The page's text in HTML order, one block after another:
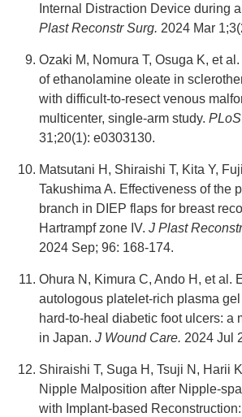
Internal Distraction Device during
Plast Reconstr Surg. 2024 Mar
Ozaki M, Nomura T, Osuga K, et
of ethanolamine oleate in
with difficult-to-resect venous
multicenter, single-arm study.
31;20(1): e0303130.
Matsutani H, Shiraishi T, Kita Y,
Takushima A. Effectiveness of the
branch in DIEP flaps for breast
Hartrampf zone IV. J Plast
2024 Sep; 96: 168-174.
Ohura N, Kimura C, Ando H, et al.
autologous platelet-rich plasma
hard-to-heal diabetic foot ulcers: a
in Japan. J Wound Care. 2024 Jul
Shiraishi T, Suga H, Tsuji N, Harii
Nipple Malposition after Nipple-
with Implant-based